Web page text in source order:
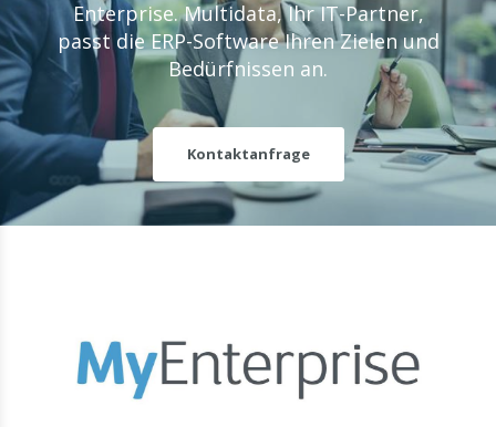
Enterprise. Multidata, Ihr IT-Partner,
passt die ERP-Software Ihren Zielen und
Bedürfnissen an.
Kontaktanfrage